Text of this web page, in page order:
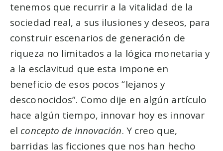
tenemos que recurrir a la vitalidad de la
sociedad real, a sus ilusiones y deseos, para
construir escenarios de generación de
riqueza no limitados a la lógica monetaria y
a la esclavitud que esta impone en
beneficio de esos pocos “lejanos y
desconocidos”. Como dije en algún artículo
hace algún tiempo, innovar hoy es innovar
el concepto de innovación. Y creo que,
barridas las ficciones que nos han hecho